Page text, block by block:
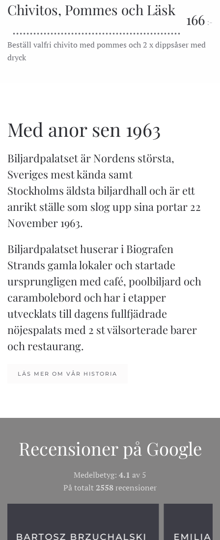
Chivitos, Pommes och Läsk
166 :-
Beställ valfri chivito med pommes och 2 x dippsåser med
dryck
Med anor sen 1963
Biljardpalatset är Nordens största,
Sveriges mest kända samt
Stockholms äldsta biljardhall och är ett
anrikt ställe som slog upp sina portar 22
November 1963.
Biljardpalatset huserar i Biografen
Strands gamla lokaler och startade
ursprungligen med café, poolbiljard och
carambolebord och har i etapper
utvecklats till dagens fullfjädrade
nöjespalats med 2 st välsorterade barer
och restaurang.
LÄS MER OM VÅR HISTORIA
Recensioner på Google
Medelbetyg: 4.1 av 5
På totalt2558 recensioner
EMILIA FRIBERG